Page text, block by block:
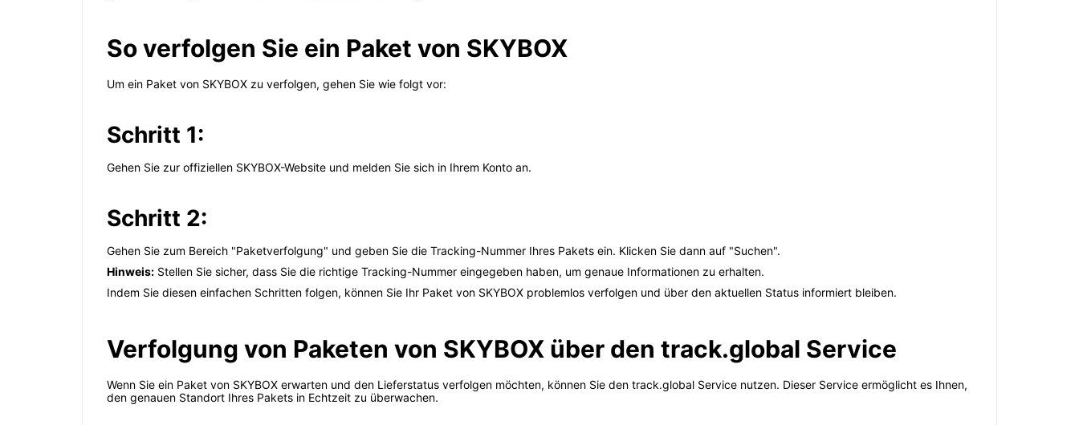
So verfolgen Sie ein Paket von SKYBOX
Um ein Paket von SKYBOX zu verfolgen, gehen Sie wie folgt vor:
Schritt 1:
Gehen Sie zur offiziellen SKYBOX-Website und melden Sie sich in Ihrem Konto an.
Schritt 2:
Gehen Sie zum Bereich "Paketverfolgung" und geben Sie die Tracking-Nummer Ihres Pakets ein. Klicken Sie dann auf "Suchen".
Hinweis: Stellen Sie sicher, dass Sie die richtige Tracking-Nummer eingegeben haben, um genaue Informationen zu erhalten.
Indem Sie diesen einfachen Schritten folgen, können Sie Ihr Paket von SKYBOX problemlos verfolgen und über den aktuellen Status informiert bleiben.
Verfolgung von Paketen von SKYBOX über den track.global Service
Wenn Sie ein Paket von SKYBOX erwarten und den Lieferstatus verfolgen möchten, können Sie den track.global Service nutzen. Dieser Service ermöglicht es Ihnen,
den genauen Standort Ihres Pakets in Echtzeit zu überwachen.